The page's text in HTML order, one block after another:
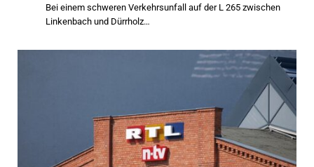
Bei einem schweren Verkehrsunfall auf der L 265 zwischen
Linkenbach und Dürrholz…